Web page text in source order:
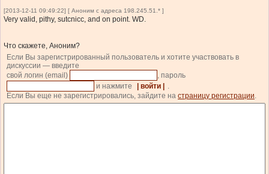
[2013-12-11 09:49:22] [ Аноним с адреса 198.245.51.* ]
Very valid, pithy, sutcnicc, and on point. WD.
Что скажете, Аноним?
Если Вы зарегистрированный пользователь и хотите участвовать в
дискуссии — введите
свой логин (email)
, пароль
и нажмите
| войти |
.
Если Вы еще не зарегистрировались, зайдите на страницу регистрации.